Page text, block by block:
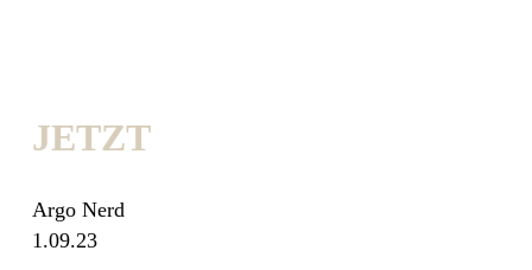
JETZT
Argo Nerd
1.09.23